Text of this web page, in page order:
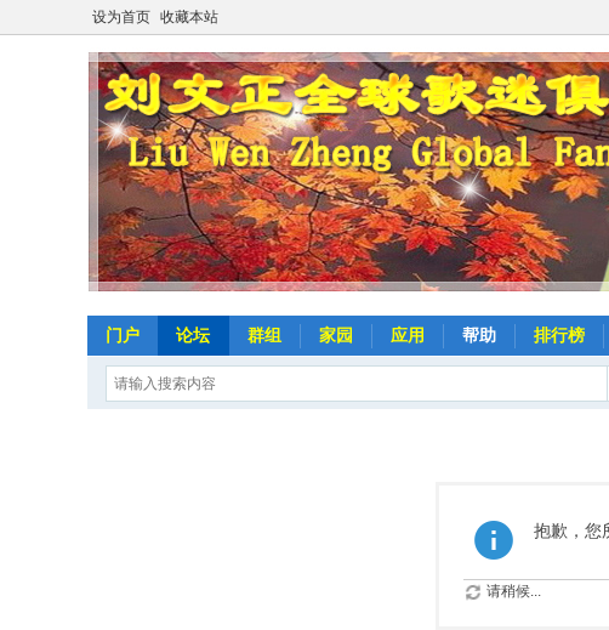
设为首页 收藏本站
门户 论坛 群组 家园 应用 帮助 排行榜
抱歉，您
请稍候...